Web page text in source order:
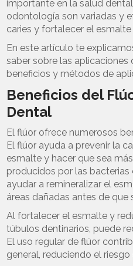
importante en la salud
odontología son variadas y
caries y fortalecer el esmalte
En este artículo te
saber sobre las aplicaciones
beneficios y métodos de
Beneficios del
Dental
El flúor ofrece numerosos
El flúor ayuda a prevenir la
esmalte y hacer que sea
producidos por las bacterias
ayudar a remineralizar el
áreas dañadas antes de que
Al fortalecer el esmalte y
túbulos dentinarios, puede
El uso regular de flúor
general, reduciendo el